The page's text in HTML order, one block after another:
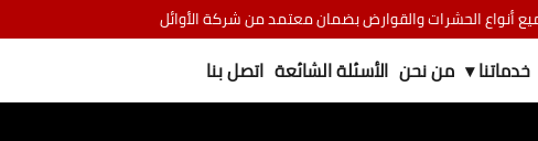
أنواع الحشرات والقوارض بضمان معتمد من شركة الأوائل
خدماتنا ▾ من نحن الأسئلة الشائعة اتصل بنا